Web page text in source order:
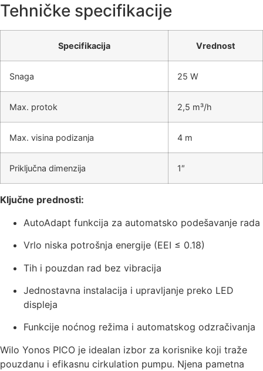
Tehničke specifikacije
Specifikacija Vrednost
Snaga 25 W
Max. protok 2,5 m³/h
Max. visina podizanja 4 m
Priključna dimenzija 1″
Ključne prednosti:
AutoAdapt funkcija za automatsko podešavanje rada
Vrlo niska potrošnja energije (EEI ≤ 0.18)
Tih i pouzdan rad bez vibracija
Jednostavna instalacija i upravljanje preko LED
displeja
Funkcije noćnog režima i automatskog odzračivanja
Wilo Yonos PICO je idealan izbor za korisnike koji traže
pouzdanu i efikasnu cirkulation pumpu. Njena pametna